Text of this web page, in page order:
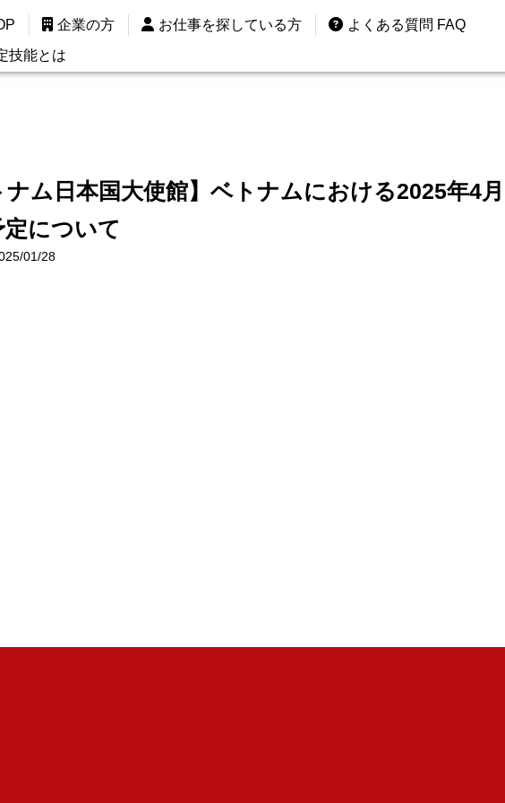
企業の方 お仕事を探している方
よくある質問 FAQ
技能とは
企業の方 お仕事を探している方
よくある質問 FAQ
技能とは
ナム日本国大使館】ベトナムにおける2025年4
について
01/28